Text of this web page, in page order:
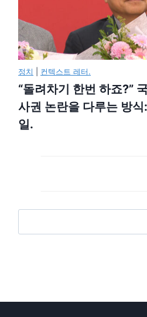
정치 컨텍스트 레터.
“돌려차기 한번 하죠?”
사권 논란을 다루는 방
일.